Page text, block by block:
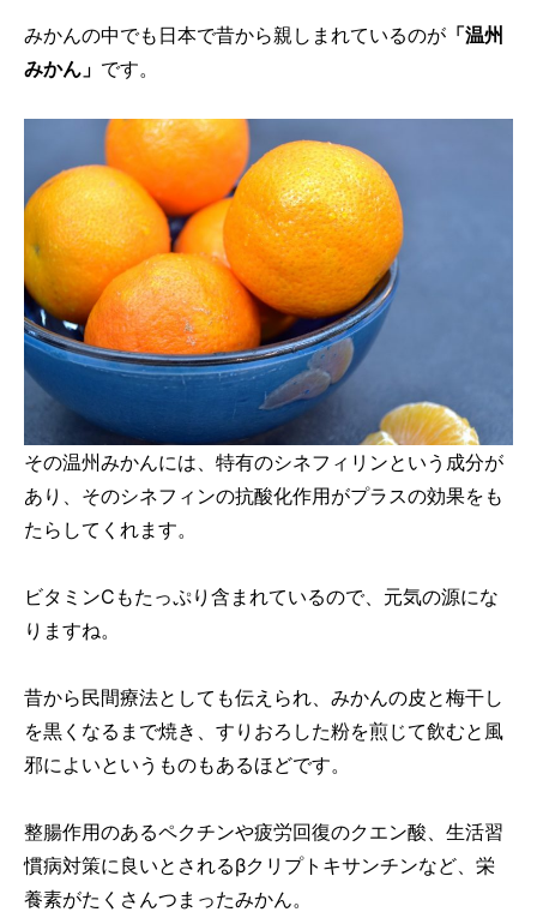
みかんの中でも日本で昔から親しまれているのが 「温州
みかん」 です。
その温州みかんには、特有のシネフィリンという成分が
あり、そのシネフィンの抗酸化作用がプラスの効果をも
たらしてくれます。
ビタミンCもたっぷり含まれているので、元気の源にな
りますね。
昔から民間療法としても伝えられ、みかんの皮と梅干し
を黒くなるまで焼き、すりおろした粉を煎じて飲むと風
邪によいというものもあるほどです。
整腸作用のあるペクチンや疲労回復のクエン酸、生活習
慣病対策に良いとされるβクリプトキサンチンなど、栄
養素がたくさんつまったみかん。